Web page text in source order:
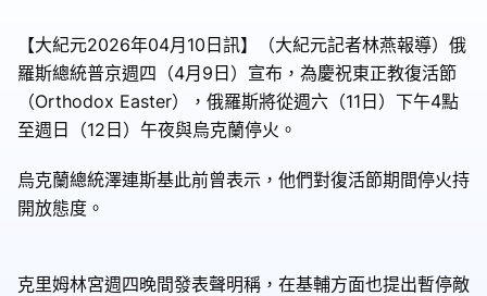
【大紀元2026年04月10日訊】（大紀元記者林燕報導）俄
羅斯總統普京週四（4月9日）宣布，為慶祝東正教復活節
（Orthodox Easter），俄羅斯將從週六（11日）下午4點
至週日（12日）午夜與烏克蘭停火。
烏克蘭總統澤連斯基此前曾表示，他們對復活節期間停火持
開放態度。
克里姆林宮週四晚間發表聲明稱，在基輔方面也提出暫停敵